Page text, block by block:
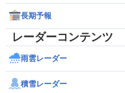
長期予報
レーダーコンテンツ
雨雲レーダー
積雪レーダー